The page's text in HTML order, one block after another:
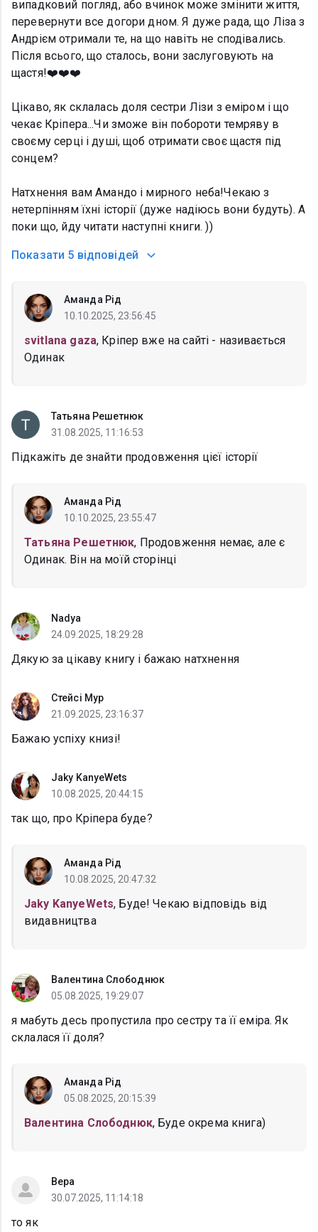
випадковий погляд, або вчинок може змінити життя,
перевернути все догори дном. Я дуже рада, що Ліза з
Андрієм отримали те, на що навіть не сподівались.
Після всього, що сталось, вони заслуговують на
щастя!❤️❤️❤️
Цікаво, як склалась доля сестри Лізи з еміром і що
чекає Кріпера...Чи зможе він побороти темряву в
своєму серці і душі, щоб отримати своє щастя під
сонцем?
Натхнення вам Амандо і мирного неба!Чекаю з
нетерпінням їхні історії (дуже надіюсь вони будуть). А
поки що, йду читати наступні книги. ))
Показати 5 відповідей
Аманда Рід
10.10.2025, 23:56:45
svitlana gaza, Кріпер вже на сайті - називається
Одинак
Татьяна Решетнюк
31.08.2025, 11:16:53
Підкажіть де знайти продовження цієї історії
Аманда Рід
10.10.2025, 23:55:47
Татьяна Решетнюк, Продовження немає, але є
Одинак. Він на моїй сторінці
Nadya
24.09.2025, 18:29:28
Дякую за цікаву книгу і бажаю натхнення
Стейсі Мур
21.09.2025, 23:16:37
Бажаю успіху книзі!
Jaky KanyeWets
10.08.2025, 20:44:15
так що, про Кріпера буде?
Аманда Рід
10.08.2025, 20:47:32
Jaky KanyeWets, Буде! Чекаю відповідь від
видавництва
Валентина Слободнюк
05.08.2025, 19:29:07
я мабуть десь пропустила про сестру та її еміра. Як
склалася її доля?
Аманда Рід
05.08.2025, 20:15:39
Валентина Слободнюк, Буде окрема книга)
Вера
30.07.2025, 11:14:18
то як